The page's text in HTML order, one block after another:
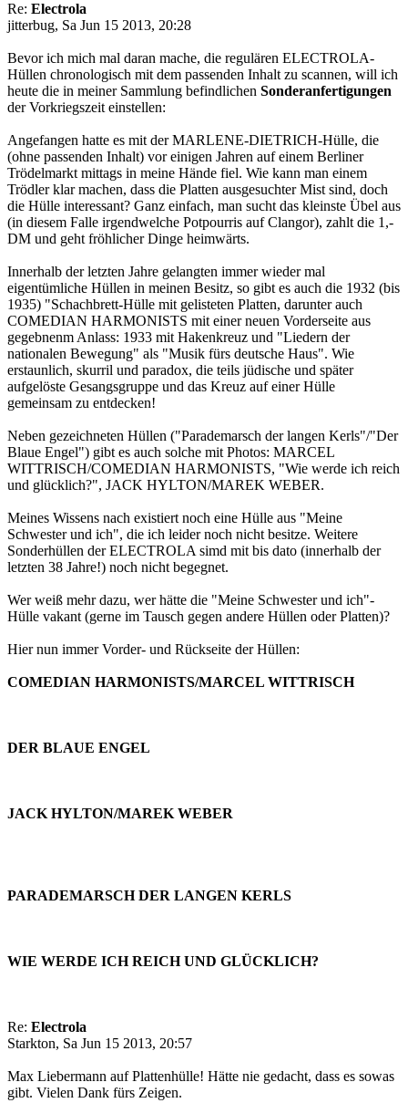
Re: Electrola
jitterbug, Sa Jun 15 2013, 20:28
Bevor ich mich mal daran mache, die regulären ELECTROLA-
Hüllen chronologisch mit dem passenden Inhalt zu scannen, will ich
heute die in meiner Sammlung befindlichen Sonderanfertigungen
der Vorkriegszeit einstellen:
Angefangen hatte es mit der MARLENE-DIETRICH-Hülle, die
(ohne passenden Inhalt) vor einigen Jahren auf einem Berliner
Trödelmarkt mittags in meine Hände fiel. Wie kann man einem
Trödler klar machen, dass die Platten ausgesuchter Mist sind, doch
die Hülle interessant? Ganz einfach, man sucht das kleinste Übel aus
(in diesem Falle irgendwelche Potpourris auf Clangor), zahlt die 1,-
DM und geht fröhlicher Dinge heimwärts.
Innerhalb der letzten Jahre gelangten immer wieder mal
eigentümliche Hüllen in meinen Besitz, so gibt es auch die 1932 (bis
1935) "Schachbrett-Hülle mit gelisteten Platten, darunter auch
COMEDIAN HARMONISTS mit einer neuen Vorderseite aus
gegebnenm Anlass: 1933 mit Hakenkreuz und "Liedern der
nationalen Bewegung" als "Musik fürs deutsche Haus". Wie
erstaunlich, skurril und paradox, die teils jüdische und später
aufgelöste Gesangsgruppe und das Kreuz auf einer Hülle
gemeinsam zu entdecken!
Neben gezeichneten Hüllen ("Parademarsch der langen Kerls"/"Der
Blaue Engel") gibt es auch solche mit Photos: MARCEL
WITTRISCH/COMEDIAN HARMONISTS, "Wie werde ich reich
und glücklich?", JACK HYLTON/MAREK WEBER.
Meines Wissens nach existiert noch eine Hülle aus "Meine
Schwester und ich", die ich leider noch nicht besitze. Weitere
Sonderhüllen der ELECTROLA simd mit bis dato (innerhalb der
letzten 38 Jahre!) noch nicht begegnet.
Wer weiß mehr dazu, wer hätte die "Meine Schwester und ich"-
Hülle vakant (gerne im Tausch gegen andere Hüllen oder Platten)?
Hier nun immer Vorder- und Rückseite der Hüllen:
COMEDIAN HARMONISTS/MARCEL WITTRISCH
DER BLAUE ENGEL
JACK HYLTON/MAREK WEBER
PARADEMARSCH DER LANGEN KERLS
WIE WERDE ICH REICH UND GLÜCKLICH?
Re: Electrola
Starkton, Sa Jun 15 2013, 20:57
Max Liebermann auf Plattenhülle! Hätte nie gedacht, dass es sowas
gibt. Vielen Dank fürs Zeigen.